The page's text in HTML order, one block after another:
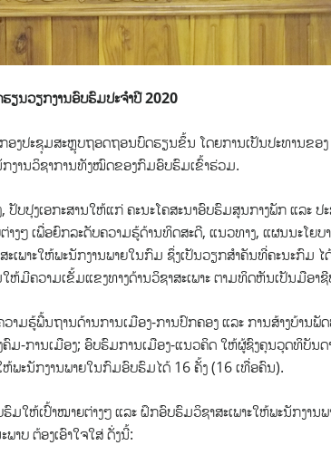
ຽນວຽກງານອົບຮົມປະຈໍາປີ 2020
ງປະຊຸມສະຫຼຸບຖອດຖອນບົດຮຽນຂຶ້ນ ໂດຍການເປັນປະທານ​ຂອ
ງານວິຊາການທັງໝົດຂອງກົມອົບຮົມເຂົ້າຮ່ວມ.
ປຸງເອກະສານໃຫ້ແກ່ ຄະນະໂຄສະນາອົບຮົມສູນກາງພັກ ແລະ ປ
ໆ ເພື່ອຍົກລະດັບຄວາມຮູ້ດ້ານທິດສະດີ, ແນວທາງ, ແຜນນະໂຍບ
າະໃຫ້ພະນັກງານພາຍໃນກົມ ຊຶ່ງເປັນວຽກສໍາຄັນທີ່ຄະນະກົມ ໄ
ຫ້ມີຄວາມເຂັ້ມແຂງທາງດ້ານວິຊາສະເພາະ ຕາມທິດຫັນເປັນມືອາ
ມຮູ້ພື້ນຖານດ້ານການເມືອງ-ການປົກຄອງ ແລະ ການສ້າງບ້ານພັ
ມ-ການເມືອງ; ອົບຮົມການເມືອງ-ແນວຄິດ ໃຫ້ຜູ້ຊົງຄຸນວຸດທິບັນດ
ພະນັກງານພາຍໃນກົມອົບຮົມໄດ້ 16 ຄັ້ງ (16 ເທື່ອຄົນ).
ໃຫ້ເປົ້າໝາຍຕ່າງໆ ແລະ ຝຶກອົບຮົມວິຊາສະເພາະໃຫ້ພະນັກງານ
ບ ຕ້ອງເອົາໃຈໃສ່ ດັ່ງນີ້: